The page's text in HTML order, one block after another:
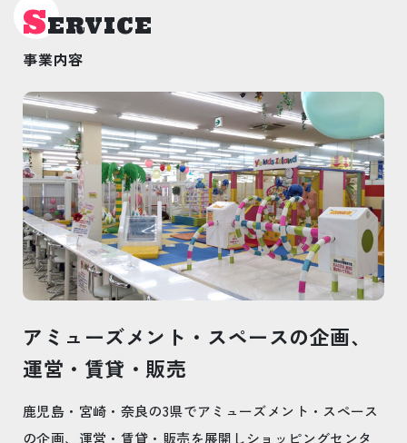
SERVICE
事業内容
アミューズメント・スペースの企画、
運営・賃貸・販売
鹿児島・宮崎・奈良の3県でアミューズメント・スペース
の企画、運営・賃貸・販売を展開しショッピングセンタ